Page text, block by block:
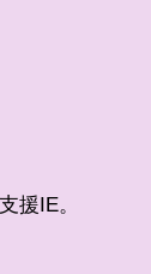
援IE。